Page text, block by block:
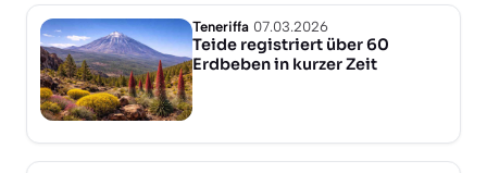
Teneriffa 07.03.2026
Teide registriert über 60
Erdbeben in kurzer Zeit